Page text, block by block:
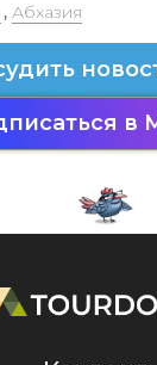
, Абхазия
в